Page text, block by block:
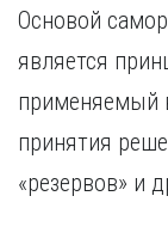
Кемерово
Киров
Красноярск
Курган
Основой
является
применяемый
принятия
«резервов» и